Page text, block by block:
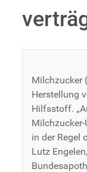
Milchzucker
Herstellung
Hilfsstoff.
in der Regel
Lutz